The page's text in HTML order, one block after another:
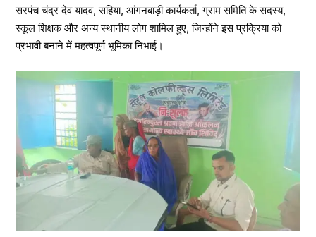
सरपंच चंद्र देव यादव, सहिया, आंगनबाड़ी कार्यकर्ता, ग्राम समिति के सदस्य,
स्कूल शिक्षक और अन्य स्थानीय लोग शामिल हुए, जिन्होंने इस प्रक्रिया को
प्रभावी बनाने में महत्वपूर्ण भूमिका निभाई।